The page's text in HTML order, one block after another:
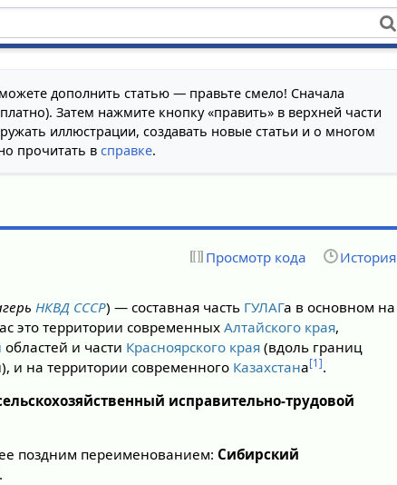
дополнить статью — правьте смело! Сначала
Затем нажмите кнопку «править» в верхней части
иллюстрации, создавать новые статьи и о многом
прочитать в справке.
Просмотр кода История
НКВД СССР) — составная часть ГУЛАГа в основном на
это территории современныхАлтайского края,
областей и части Красноярского края (вдоль границ
и на территории современного Казахстана[1].
исправительно-трудовой
поздним переименованием: Сибирский
.